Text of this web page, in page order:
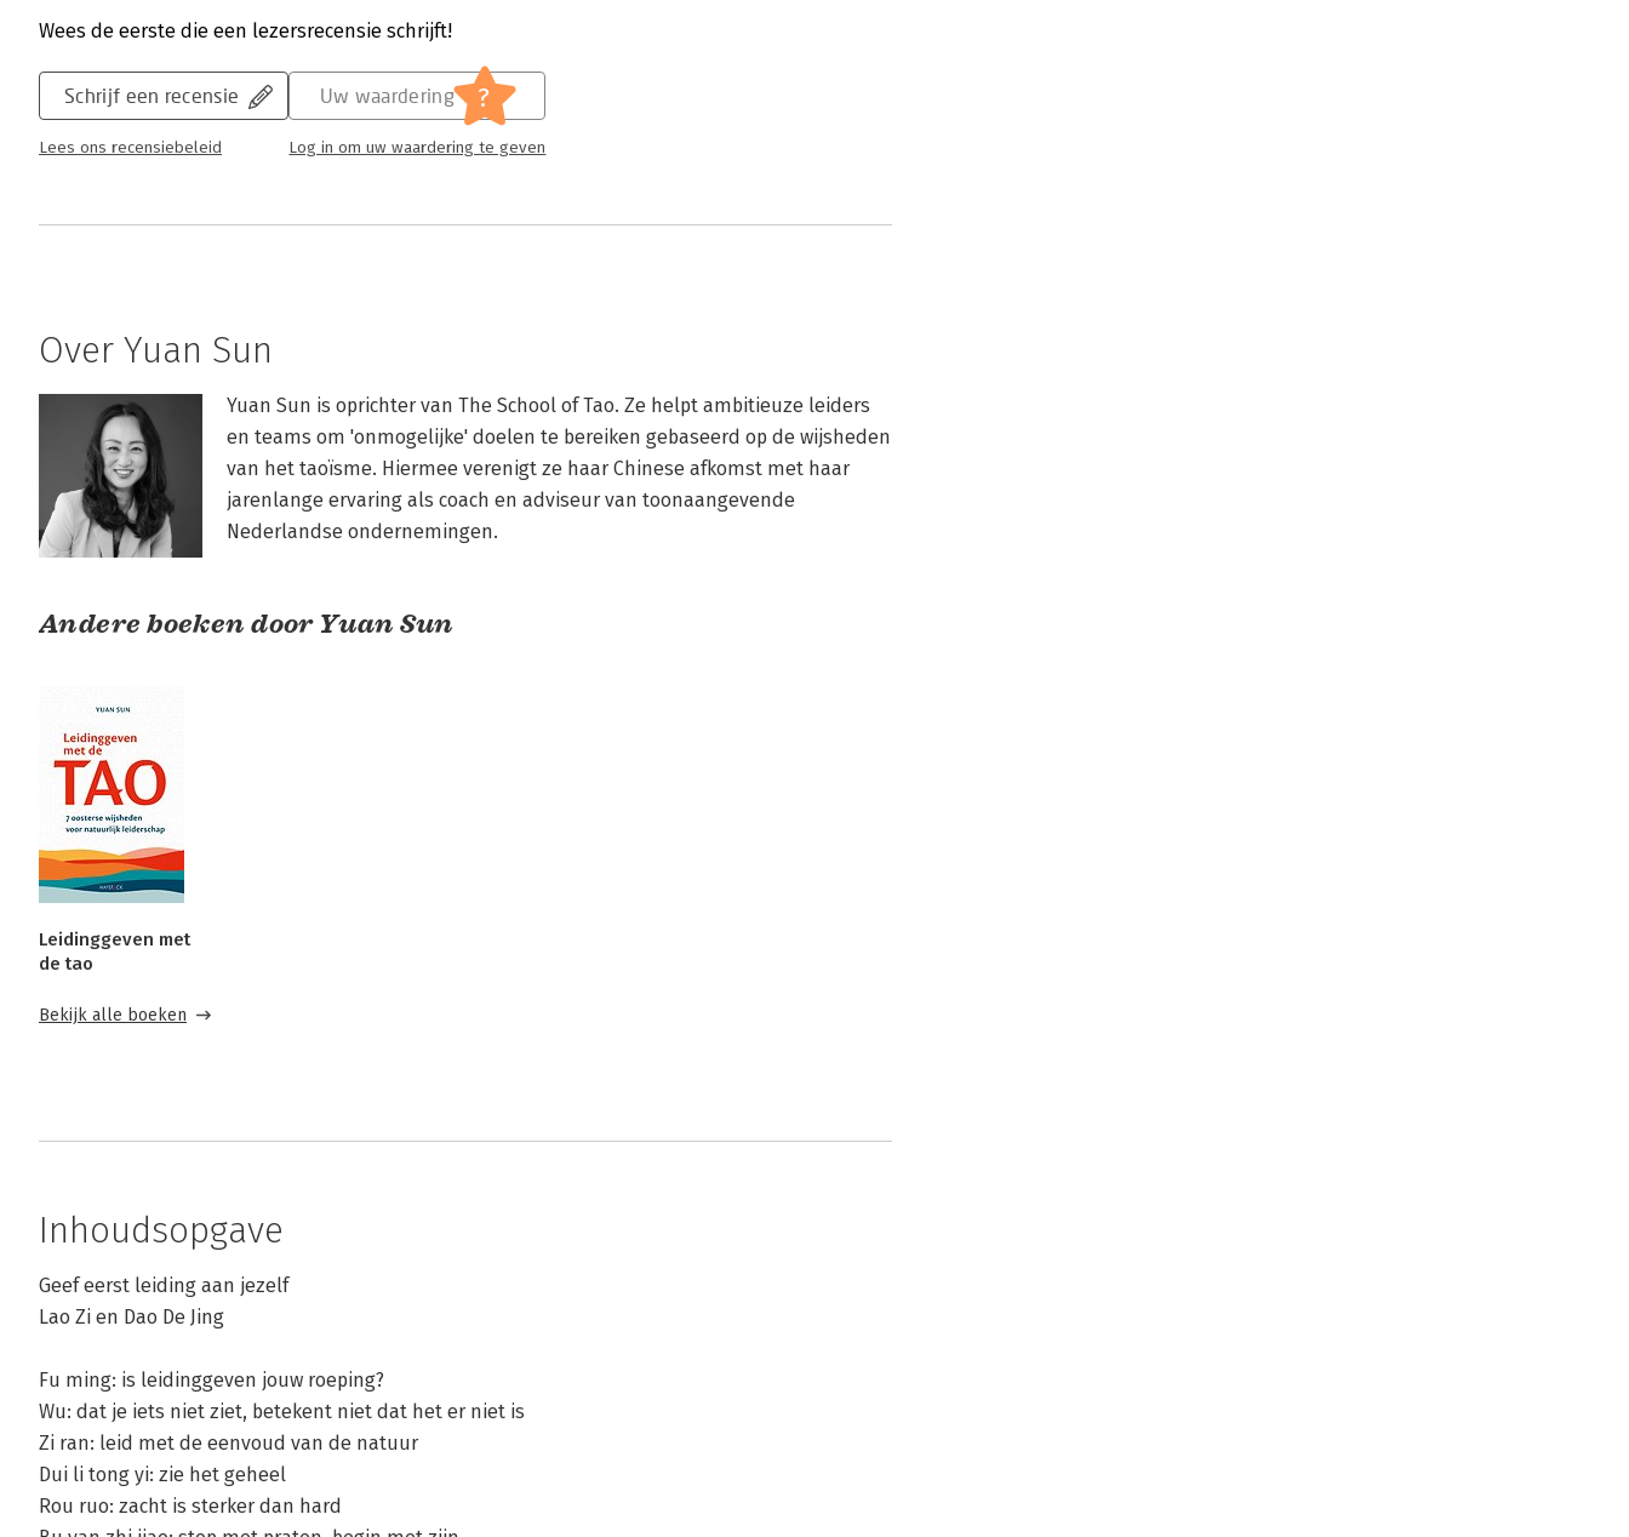
Wees de eerste die een lezersrecensie schrijft!
Schrijf een recensie
Lees ons recensiebeleid
Uw waardering ?
Log in om uw waardering te geven
Over Yuan Sun
Yuan Sun is oprichter van The School of Tao. Ze helpt ambitieuze leiders
en teams om 'onmogelijke' doelen te bereiken gebaseerd op de wijsheden
van het taoïsme. Hiermee verenigt ze haar Chinese afkomst met haar
jarenlange ervaring als coach en adviseur van toonaangevende
Nederlandse ondernemingen.
Andere boeken door Yuan Sun
Leidinggeven met
de tao
Bekijk alle boeken
Inhoudsopgave
Geef eerst leiding aan jezelf
Lao Zi en Dao De Jing
Fu ming: is leidinggeven jouw roeping?
Wu: dat je iets niet ziet, betekent niet dat het er niet is
Zi ran: leid met de eenvoud van de natuur
Dui li tong yi: zie het geheel
Rou ruo: zacht is sterker dan hard